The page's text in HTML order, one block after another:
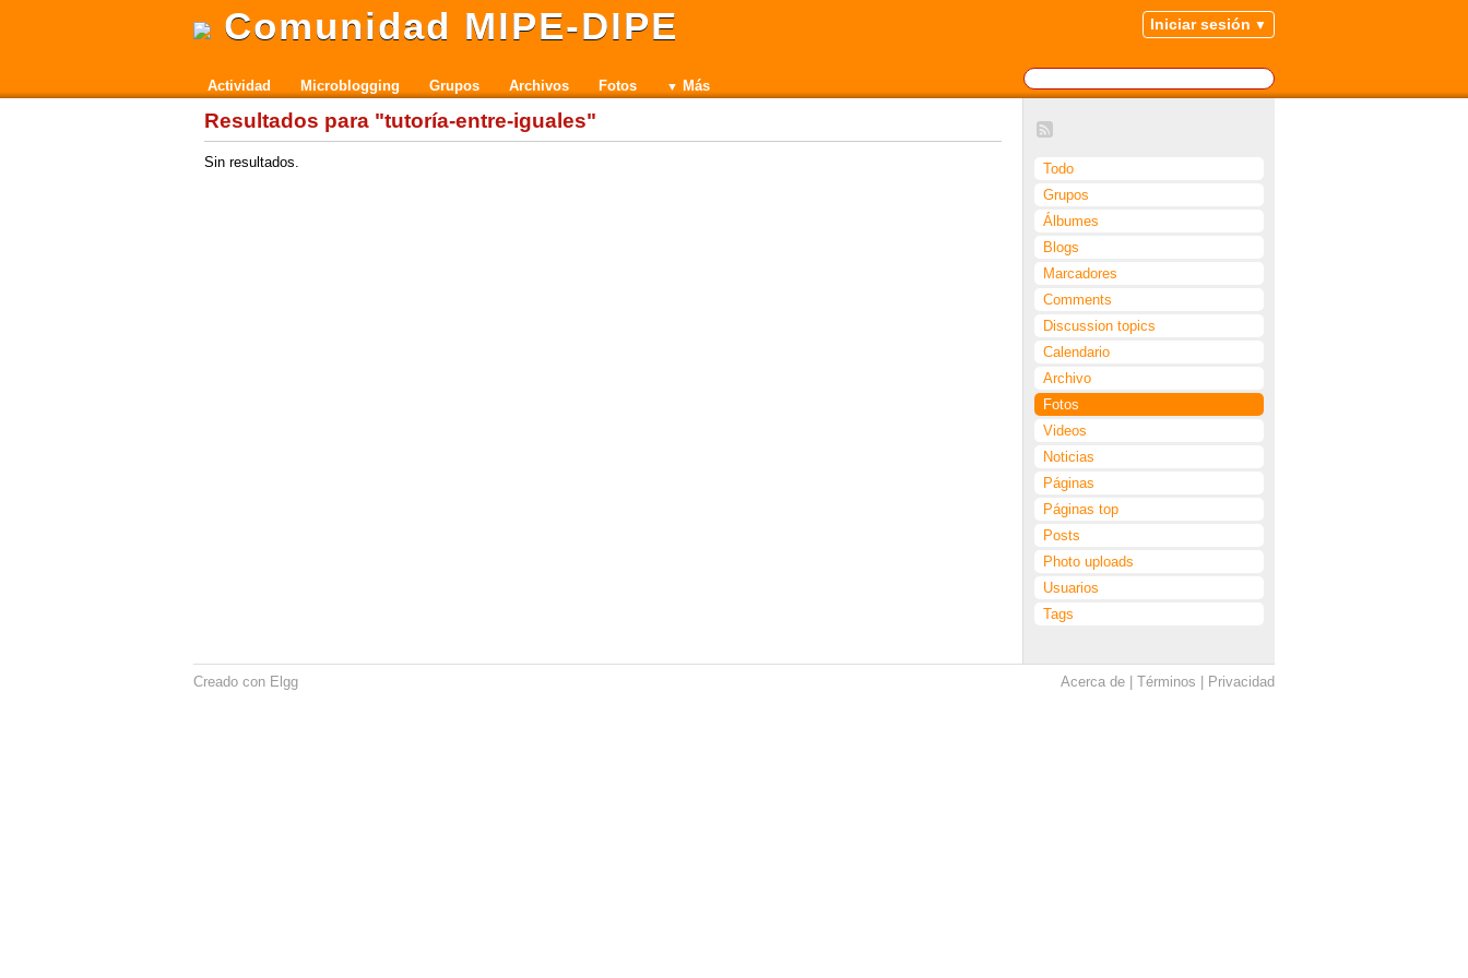
Comunidad MIPE-DIPE Iniciar sesión
Actividad Microblogging Grupos Archivos Fotos Más
Todo
Grupos
Álbumes
Blogs
Marcadores
Comments
Discussion topics
Calendario
Archivo
Fotos
Videos
Noticias
Páginas
Páginas top
Posts
Photo uploads
Usuarios
Tags
Resultados para "tutoría-entre-iguales"
Sin resultados.
Acerca de Términos Privacidad
Creado con Elgg